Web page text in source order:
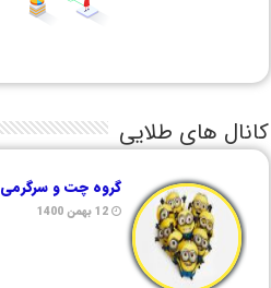
کانال های طلایی
گروه چت و سرگرمی
12 بهمن 1400